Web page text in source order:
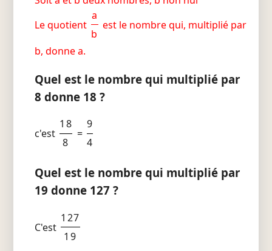
Le quotient
a
b
est le nombre qui, multiplié par
b, donne a.
Quel est le nombre qui multiplié par
8 donne 18 ?
c'est
18
8
=
9
4
Quel est le nombre qui multiplié par
19 donne 127 ?
C'est
127
19